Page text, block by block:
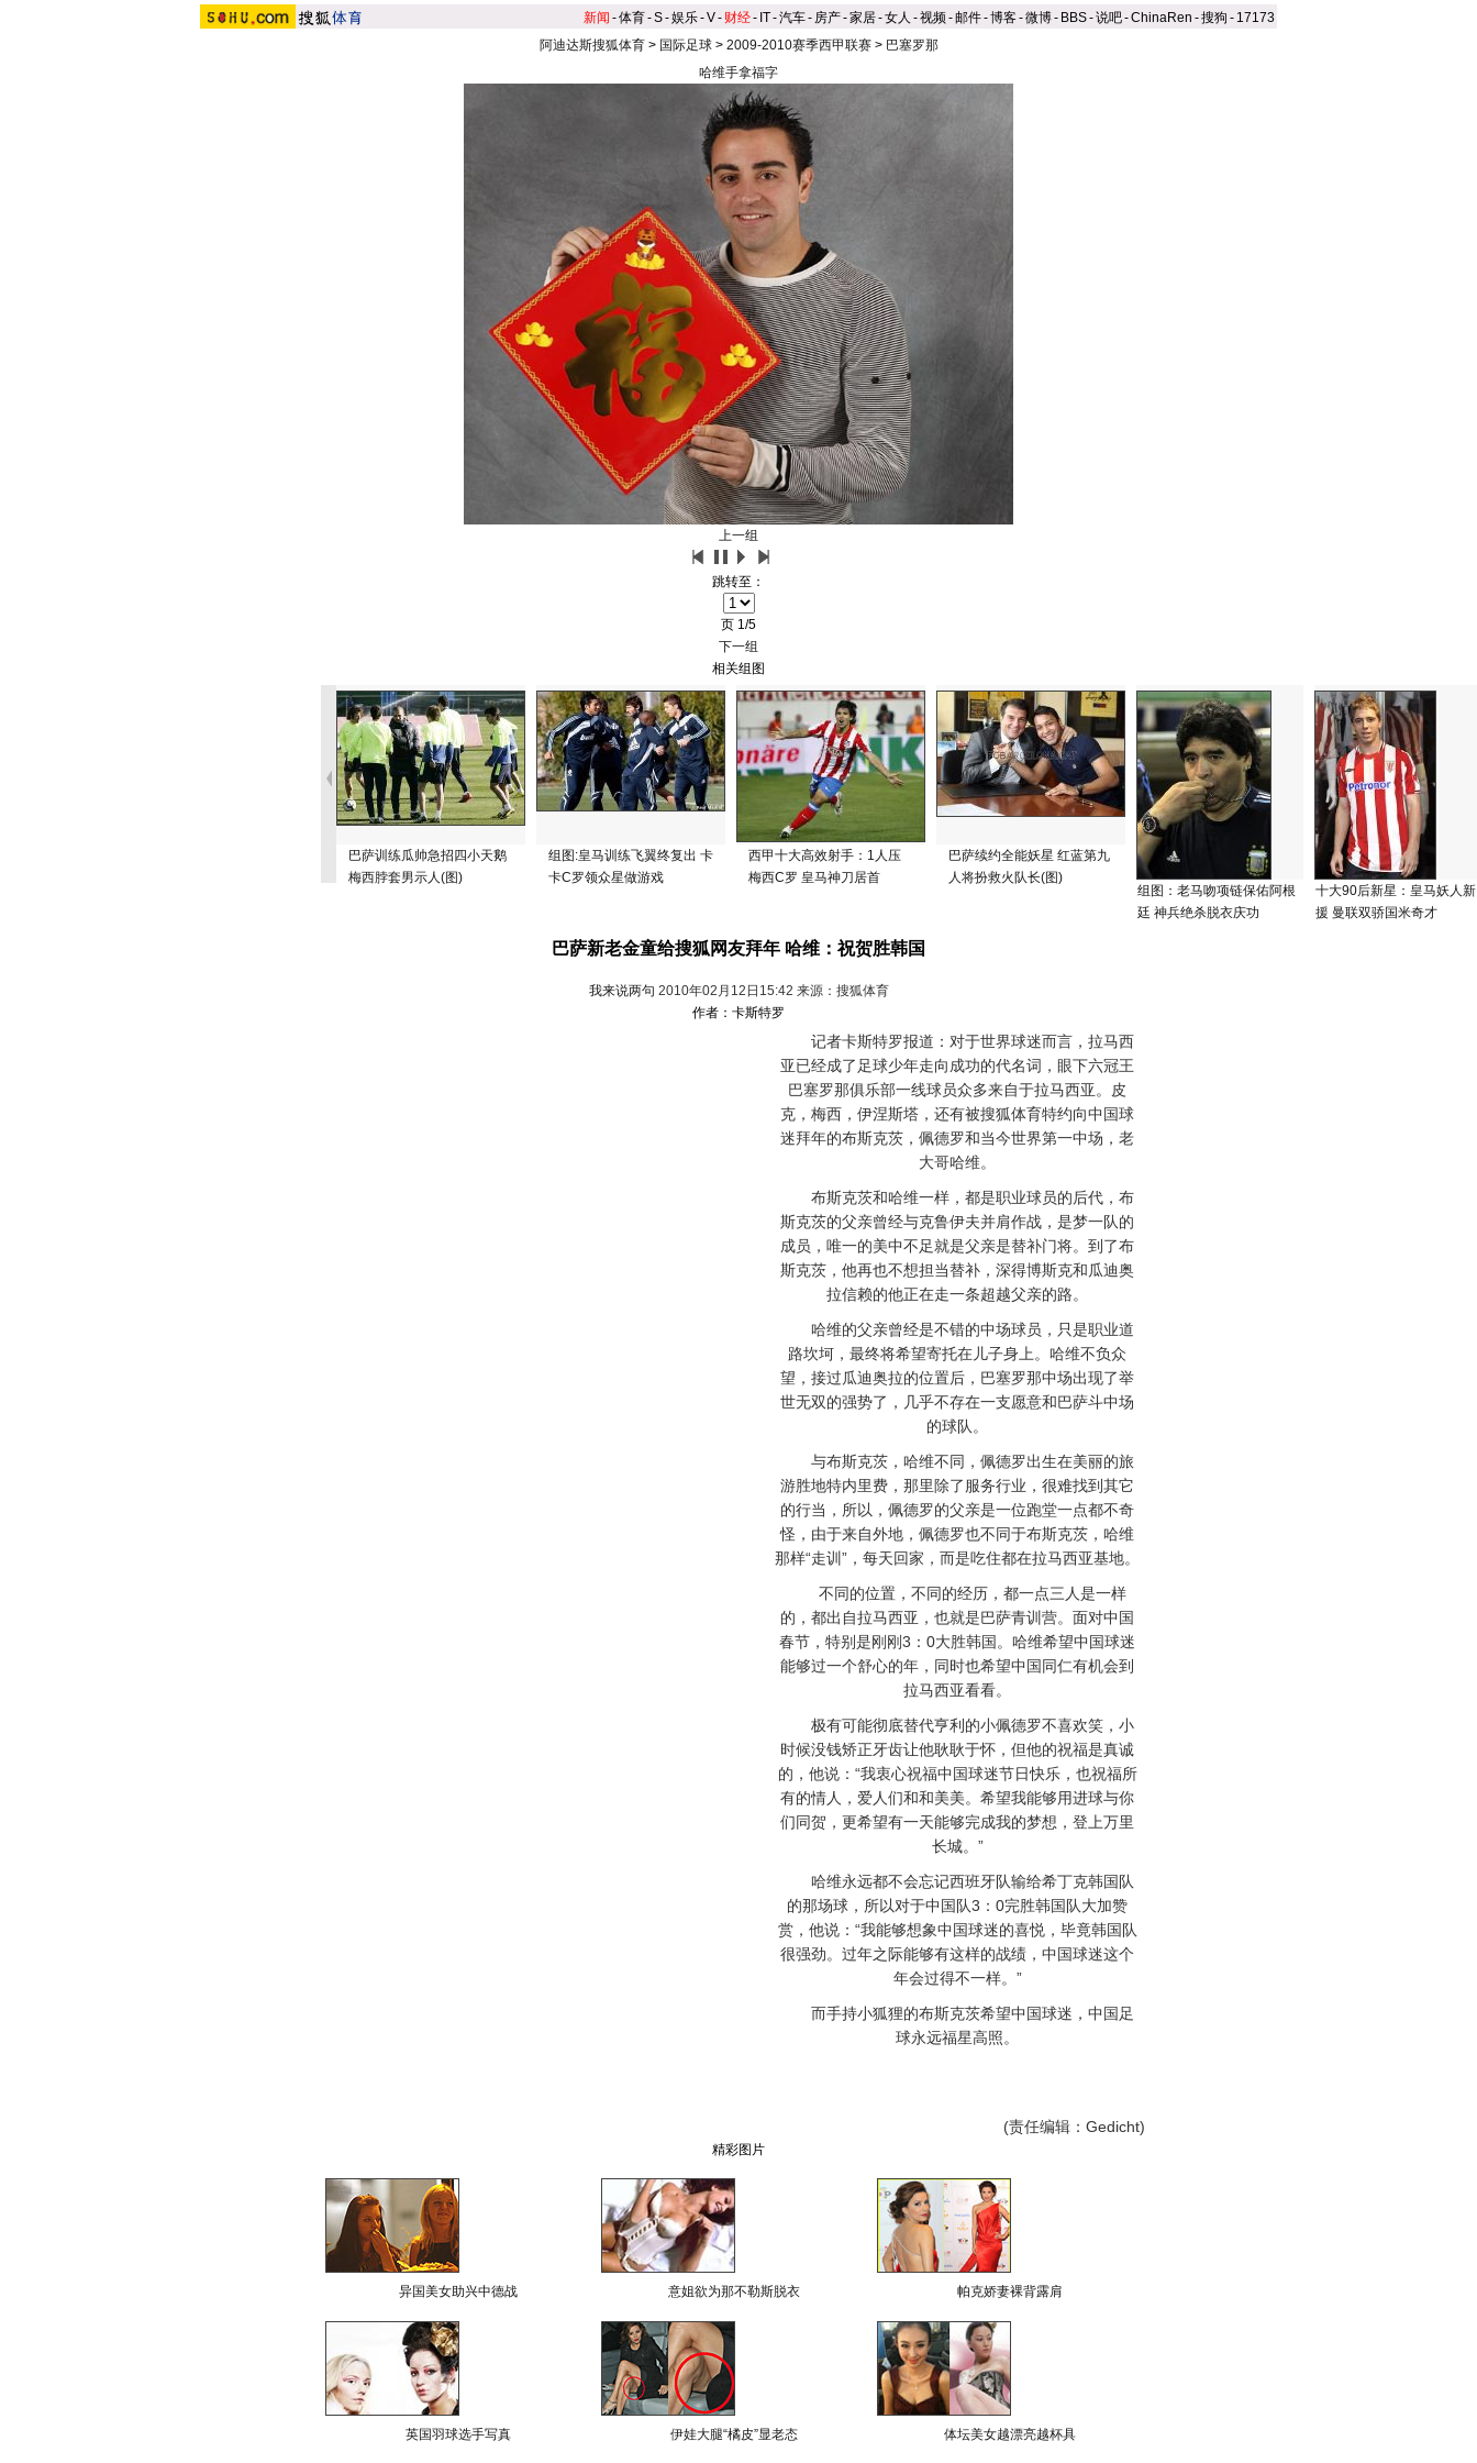
新闻 -体育-S-娱乐-V- 财经- IT-汽车- 房产-家居-女人 -视频-邮件-博客-微博- BBS-说吧-ChinaRen -搜狗 - 17173
阿迪达斯搜狐体育> 国际足球> 2009-2010赛季西甲联赛> 巴塞罗那
哈维手拿福字
上一组
跳转至：
页 1/5
下一组
相关组图
巴萨训练瓜帅急招四小天鹅
梅西脖套男示人(图)
组图:皇马训练飞翼终复出 卡
卡C罗领众星做游戏
西甲十大高效射手：1人压
梅西C罗 皇马神刀居首
巴萨续约全能妖星 红蓝第九
人将扮救火队长(图)
组图：老马吻项链保佑阿根
廷 神兵绝杀脱衣庆功
十大90后新星：皇马妖人新
援 曼联双骄国米奇才
巴萨新老金童给搜狐网友拜年 哈维：祝贺胜韩国
我来说两句 2010年02月12日15:42 来源：搜狐体育
作者：卡斯特罗
记者卡斯特罗报道：对于世界球迷而言，拉马西
亚已经成了足球少年走向成功的代名词，眼下六冠王
巴塞罗那俱乐部一线球员众多来自于拉马西亚。皮
克，梅西，伊涅斯塔，还有被搜狐体育特约向中国球
迷拜年的布斯克茨，佩德罗和当今世界第一中场，老
大哥哈维。
布斯克茨和哈维一样，都是职业球员的后代，布
斯克茨的父亲曾经与克鲁伊夫并肩作战，是梦一队的
成员，唯一的美中不足就是父亲是替补门将。到了布
斯克茨，他再也不想担当替补，深得博斯克和瓜迪奥
拉信赖的他正在走一条超越父亲的路。
哈维的父亲曾经是不错的中场球员，只是职业道
路坎坷，最终将希望寄托在儿子身上。哈维不负众
望，接过瓜迪奥拉的位置后，巴塞罗那中场出现了举
世无双的强势了，几乎不存在一支愿意和巴萨斗中场
的球队。
与布斯克茨，哈维不同，佩德罗出生在美丽的旅
游胜地特内里费，那里除了服务行业，很难找到其它
的行当，所以，佩德罗的父亲是一位跑堂一点都不奇
怪，由于来自外地，佩德罗也不同于布斯克茨，哈维
那样“走训”，每天回家，而是吃住都在拉马西亚基地。
不同的位置，不同的经历，都一点三人是一样
的，都出自拉马西亚，也就是巴萨青训营。面对中国
春节，特别是刚刚3：0大胜韩国。哈维希望中国球迷
能够过一个舒心的年，同时也希望中国同仁有机会到
拉马西亚看看。
极有可能彻底替代亨利的小佩德罗不喜欢笑，小
时候没钱矫正牙齿让他耿耿于怀，但他的祝福是真诚
的，他说：“我衷心祝福中国球迷节日快乐，也祝福所
有的情人，爱人们和和美美。希望我能够用进球与你
们同贺，更希望有一天能够完成我的梦想，登上万里
长城。”
哈维永远都不会忘记西班牙队输给希丁克韩国队
的那场球，所以对于中国队3：0完胜韩国队大加赞
赏，他说：“我能够想象中国球迷的喜悦，毕竟韩国队
很强劲。过年之际能够有这样的战绩，中国球迷这个
年会过得不一样。”
而手持小狐狸的布斯克茨希望中国球迷，中国足
球永远福星高照。
(责任编辑：Gedicht)
精彩图片
异国美女助兴中德战 意姐欲为那不勒斯脱衣 帕克娇妻裸背露肩
英国羽球选手写真 伊娃大腿“橘皮”显老态 体坛美女越漂亮越杯具